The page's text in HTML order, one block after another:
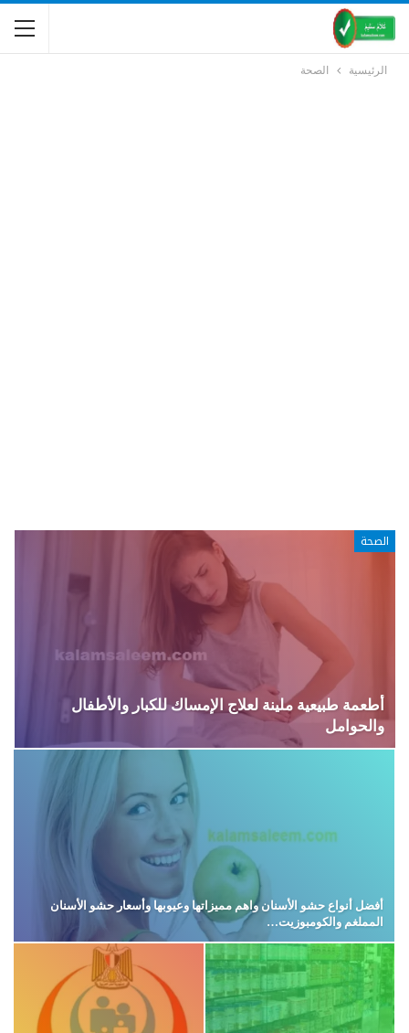
الرئيسية الصحة
الصحة
أطعمة طبيعية ملينة لعلاج الإمساك للكبار والأطفال
والحوامل
أفضل أنواع حشو الأسنان واهم مميزاتها وعيوبها وأسعار حشو الأسنان
المملغم والكومبوزيت…